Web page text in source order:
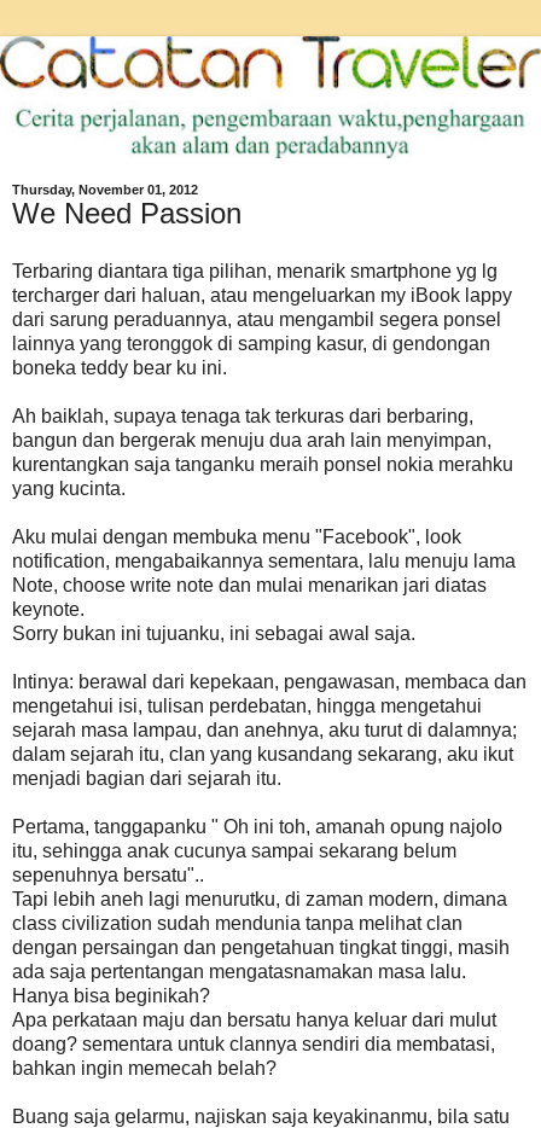
Thursday, November 01, 2012
We Need Passion
Terbaring diantara tiga pilihan, menarik smartphone yg lg
tercharger dari haluan, atau mengeluarkan my iBook lappy
dari sarung peraduannya, atau mengambil segera ponsel
lainnya yang teronggok di samping kasur, di gendongan
boneka teddy bear ku ini.
Ah baiklah, supaya tenaga tak terkuras dari berbaring,
bangun dan bergerak menuju dua arah lain menyimpan,
kurentangkan saja tanganku meraih ponsel nokia merahku
yang kucinta.
Aku mulai dengan membuka menu "Facebook", look
notification, mengabaikannya sementara, lalu menuju lama
Note, choose write note dan mulai menarikan jari diatas
keynote.
Sorry bukan ini tujuanku, ini sebagai awal saja.
Intinya: berawal dari kepekaan, pengawasan, membaca dan
mengetahui isi, tulisan perdebatan, hingga mengetahui
sejarah masa lampau, dan anehnya, aku turut di dalamnya;
dalam sejarah itu, clan yang kusandang sekarang, aku ikut
menjadi bagian dari sejarah itu.
Pertama, tanggapanku " Oh ini toh, amanah opung najolo
itu, sehingga anak cucunya sampai sekarang belum
sepenuhnya bersatu"..
Tapi lebih aneh lagi menurutku, di zaman modern, dimana
class civilization sudah mendunia tanpa melihat clan
dengan persaingan dan pengetahuan tingkat tinggi, masih
ada saja pertentangan mengatasnamakan masa lalu.
Hanya bisa beginikah?
Apa perkataan maju dan bersatu hanya keluar dari mulut
doang? sementara untuk clannya sendiri dia membatasi,
bahkan ingin memecah belah?
Buang saja gelarmu, najiskan saja keyakinanmu, bila satu